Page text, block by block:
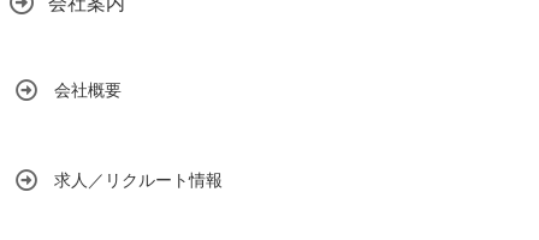
会社概要
求人／リクルート情報